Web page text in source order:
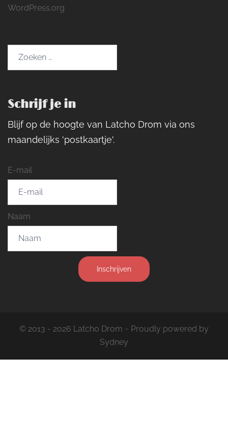
WordPress.org
Schrijf je in
Blijf op de hoogte van Latcho Drom via ons
maandelijks 'postkaartje'.
E-mail
Naam
Inschrijven
© 2013 - 2026 Latcho Drom ~ Proudly powered by
Sydney